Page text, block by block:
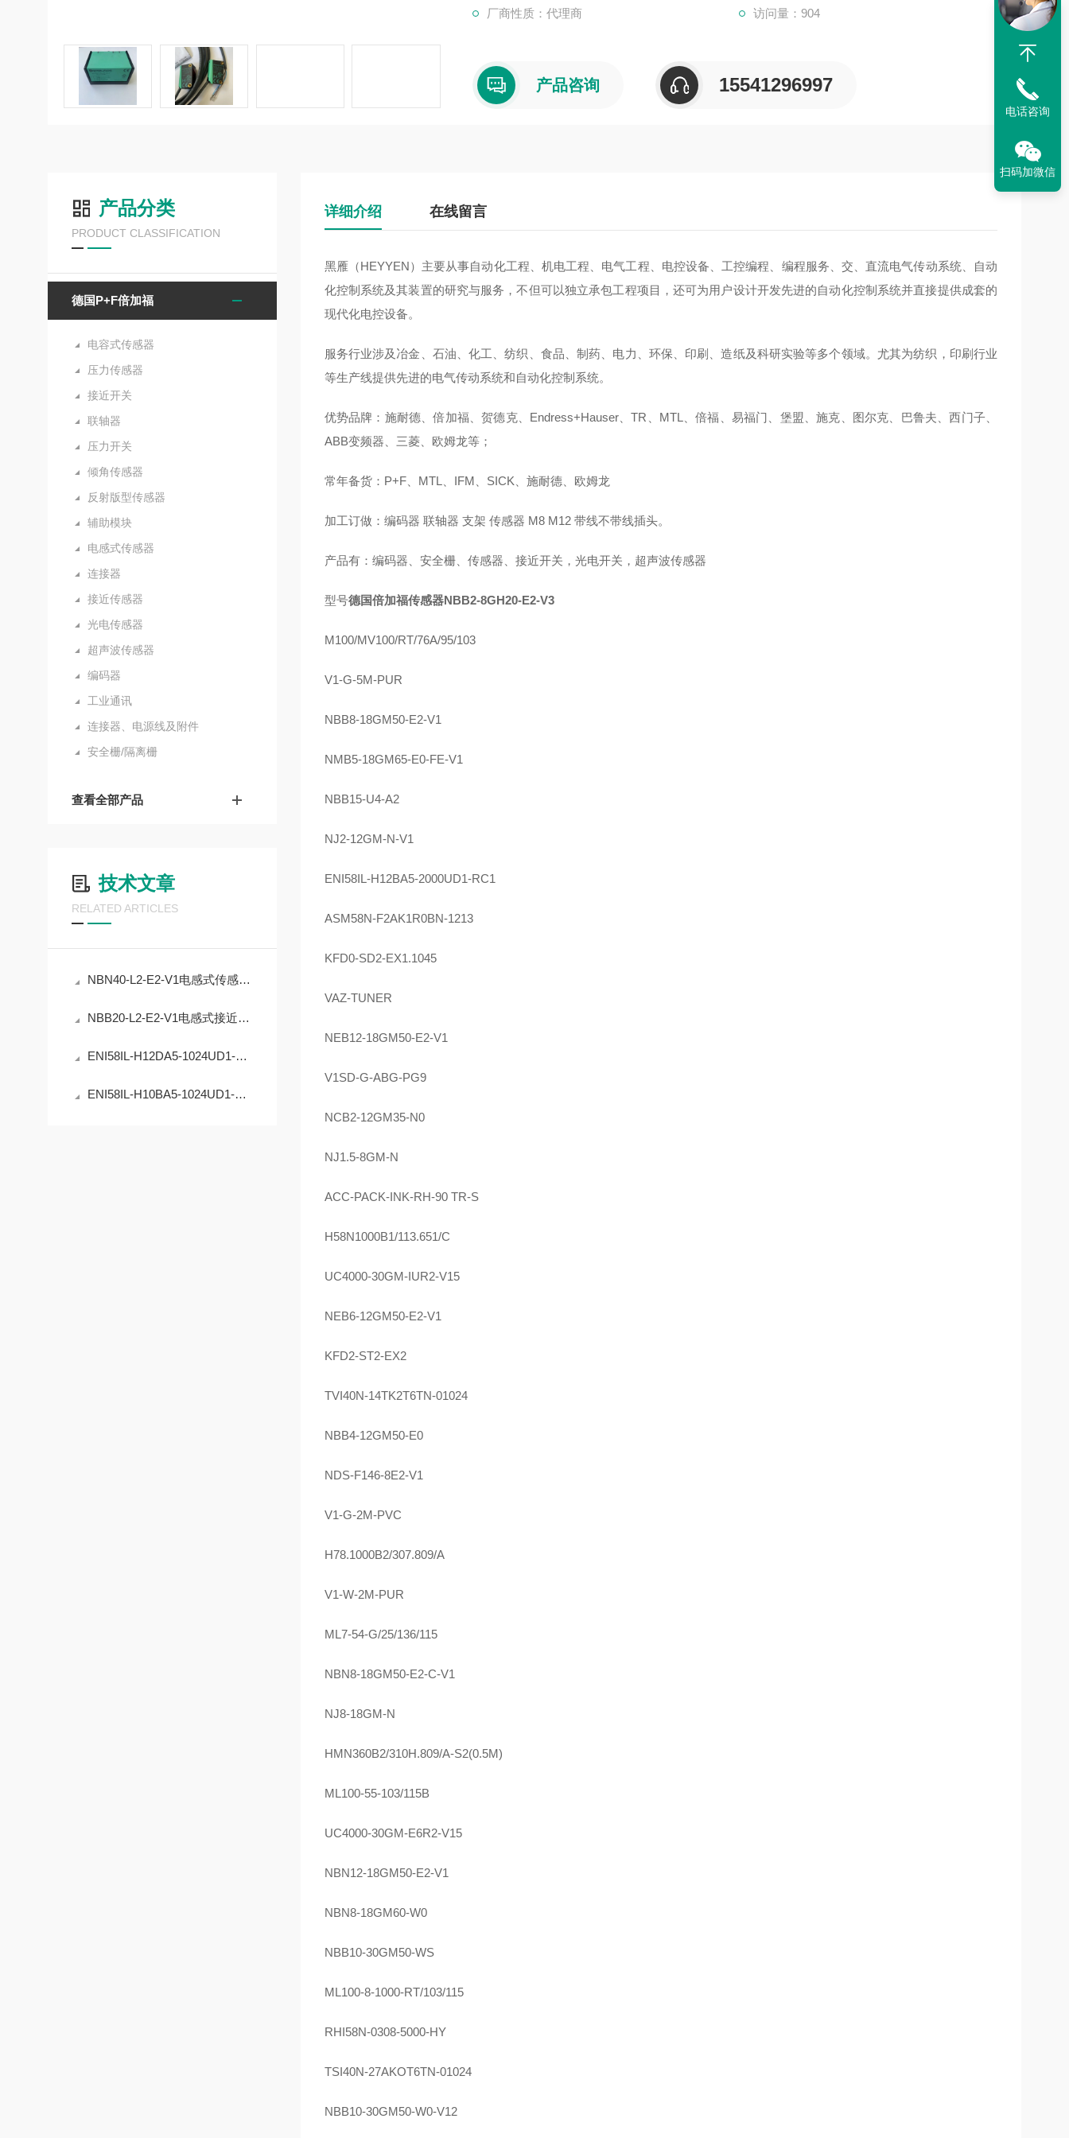
厂商性质：代理商 访问量：904
产品咨询 15541296997
产品分类
PRODUCT CLASSIFICATION
德国P+F倍加福
电容式传感器
压力传感器
接近开关
联轴器
压力开关
倾角传感器
反射版型传感器
辅助模块
电感式传感器
连接器
接近传感器
光电传感器
超声波传感器
编码器
工业通讯
连接器、电源线及附件
安全栅/隔离栅
查看全部产品
技术文章
RELATED ARTICLES
NBN40-L2-E2-V1电感式传感器的精度稳定性提升
NBB20-L2-E2-V1电感式接近开关的工业自动化应用
ENI58IL-H12DA5-1024UD1-RC1编码器在工业定位中的应用
ENI58IL-H10BA5-1024UD1-RC1编码器的原理与应用
详细介绍 在线留言
黑雁（HEYYEN）主要从事自动化工程、机电工程、电气工程、电控设备、工控编程、编程服务、交、直流电气传动系统、自动
化控制系统及其装置的研究与服务，不但可以独立承包工程项目，还可为用户设计开发先进的自动化控制系统并直接提供成套的
现代化电控设备。
服务行业涉及冶金、石油、化工、纺织、食品、制药、电力、环保、印刷、造纸及科研实验等多个领域。尤其为纺织，印刷行业
等生产线提供先进的电气传动系统和自动化控制系统。
优势品牌：施耐德、倍加福、贺德克、Endress+Hauser、TR、MTL、倍福、易福门、堡盟、施克、图尔克、巴鲁夫、西门子、
ABB变频器、三菱、欧姆龙等；
常年备货：P+F、MTL、IFM、SICK、施耐德、欧姆龙
加工订做：编码器 联轴器 支架 传感器 M8 M12 带线不带线插头。
产品有：编码器、安全栅、传感器、接近开关，光电开关，超声波传感器
型号德国倍加福传感器NBB2-8GH20-E2-V3
M100/MV100/RT/76A/95/103
V1-G-5M-PUR
NBB8-18GM50-E2-V1
NMB5-18GM65-E0-FE-V1
NBB15-U4-A2
NJ2-12GM-N-V1
ENI58IL-H12BA5-2000UD1-RC1
ASM58N-F2AK1R0BN-1213
KFD0-SD2-EX1.1045
VAZ-TUNER
NEB12-18GM50-E2-V1
V1SD-G-ABG-PG9
NCB2-12GM35-N0
NJ1.5-8GM-N
ACC-PACK-INK-RH-90 TR-S
H58N1000B1/113.651/C
UC4000-30GM-IUR2-V15
NEB6-12GM50-E2-V1
KFD2-ST2-EX2
TVI40N-14TK2T6TN-01024
NBB4-12GM50-E0
NDS-F146-8E2-V1
V1-G-2M-PVC
H78.1000B2/307.809/A
V1-W-2M-PUR
ML7-54-G/25/136/115
NBN8-18GM50-E2-C-V1
NJ8-18GM-N
HMN360B2/310H.809/A-S2(0.5M)
ML100-55-103/115B
UC4000-30GM-E6R2-V15
NBN12-18GM50-E2-V1
NBN8-18GM60-W0
NBB10-30GM50-WS
ML100-8-1000-RT/103/115
RHI58N-0308-5000-HY
TSI40N-27AKOT6TN-01024
NBB10-30GM50-W0-V12
电话咨询
扫码加微信